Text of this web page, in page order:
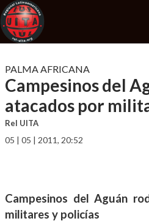
PALMA AFRICANA
Campesinos del
atacados por
Rel UITA
05 | 05 | 2011, 20:52
Campesinos del Aguán
militares y policías